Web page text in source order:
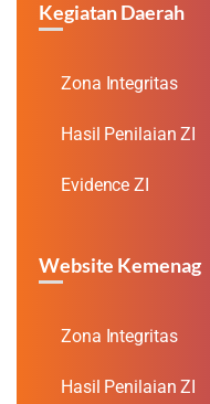
Kegiatan Daerah
Zona Integritas
Hasil Penilaian ZI
Evidence ZI
Website Kemenag
Zona Integritas
Hasil Penilaian ZI